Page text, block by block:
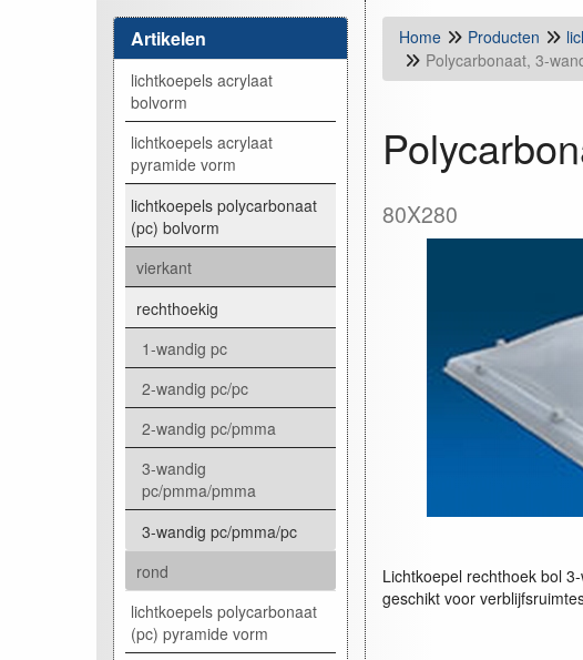
Artikelen
lichtkoepels acrylaat
bolvorm
lichtkoepels acrylaat
pyramide vorm
lichtkoepels polycarbonaat
(pc) bolvorm
vierkant
rechthoekig
1-wandig pc
2-wandig pc/pc
2-wandig pc/pmma
3-wandig
pc/pmma/pmma
3-wandig pc/pmma/pc
rond
lichtkoepels polycarbonaat
(pc) pyramide vorm
Home Producten
Polycarbonaat, 3-
80X280
Lichtkoepel rechthoek bol
geschikt voor